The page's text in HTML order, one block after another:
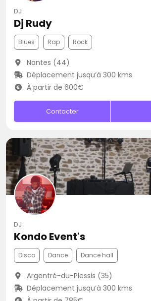
DJ
Dj Rudy
Blues Rap Rock
Nantes (44)
Déplacement jusqu’à 300 kms
À partir de 600€
Contacter
DJ
Kondo Event's
Disco Dance Dance hall
Argentré-du-Plessis (35)
Déplacement jusqu’à 300 kms